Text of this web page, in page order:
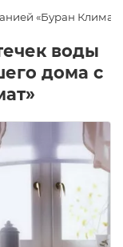
«Буран Климат»
воды
дома с